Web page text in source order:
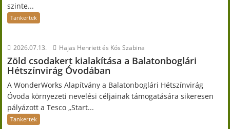
szinte...
Tankertek
2026.07.13. Hajas Henriett és Kós Szabina
Zöld csodakert kialakítása a Balatonboglári
Hétszínvirág Óvodában
A WonderWorks Alapítvány a Balatonboglári Hétszínvirág
Óvoda környezeti nevelési céljainak támogatására sikeresen
pályázott a Tesco „Start...
Tankertek